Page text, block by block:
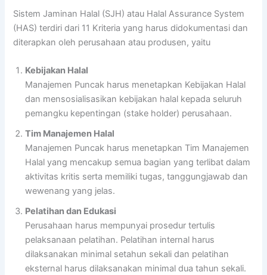
Sistem Jaminan Halal (SJH) atau Halal Assurance System
(HAS) terdiri dari 11 Kriteria yang harus didokumentasi dan
diterapkan oleh perusahaan atau produsen, yaitu
Kebijakan Halal
Manajemen Puncak harus menetapkan Kebijakan Halal
dan mensosialisasikan kebijakan halal kepada seluruh
pemangku kepentingan (stake holder) perusahaan.
Tim Manajemen Halal
Manajemen Puncak harus menetapkan Tim Manajemen
Halal yang mencakup semua bagian yang terlibat dalam
aktivitas kritis serta memiliki tugas, tanggungjawab dan
wewenang yang jelas.
Pelatihan dan Edukasi
Perusahaan harus mempunyai prosedur tertulis
pelaksanaan pelatihan. Pelatihan internal harus
dilaksanakan minimal setahun sekali dan pelatihan
eksternal harus dilaksanakan minimal dua tahun sekali.